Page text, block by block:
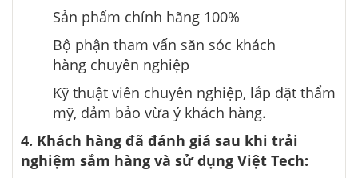
Sản phẩm chính hãng 100%
Bộ phận tham vấn săn sóc khách
hàng chuyên nghiệp
Kỹ thuật viên chuyên nghiệp, lắp đặt thẩm
mỹ, đảm bảo vừa ý khách hàng.
4. Khách hàng đã đánh giá sau khi trải
nghiệm sắm hàng và sử dụng Việt Tech: